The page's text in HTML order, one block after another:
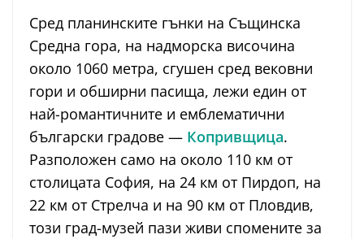
Сред планинските гънки на Същинска
Средна гора, на надморска височина
около 1060 метра, сгушен сред вековни
гори и обширни пасища, лежи един от
най-романтичните и емблематични
български градове — Копривщица.
Разположен само на около 110 км от
столицата София, на 24 км от Пирдоп, на
22 км от Стрелча и на 90 км от Пловдив,
този град-музей пази живи спомените за